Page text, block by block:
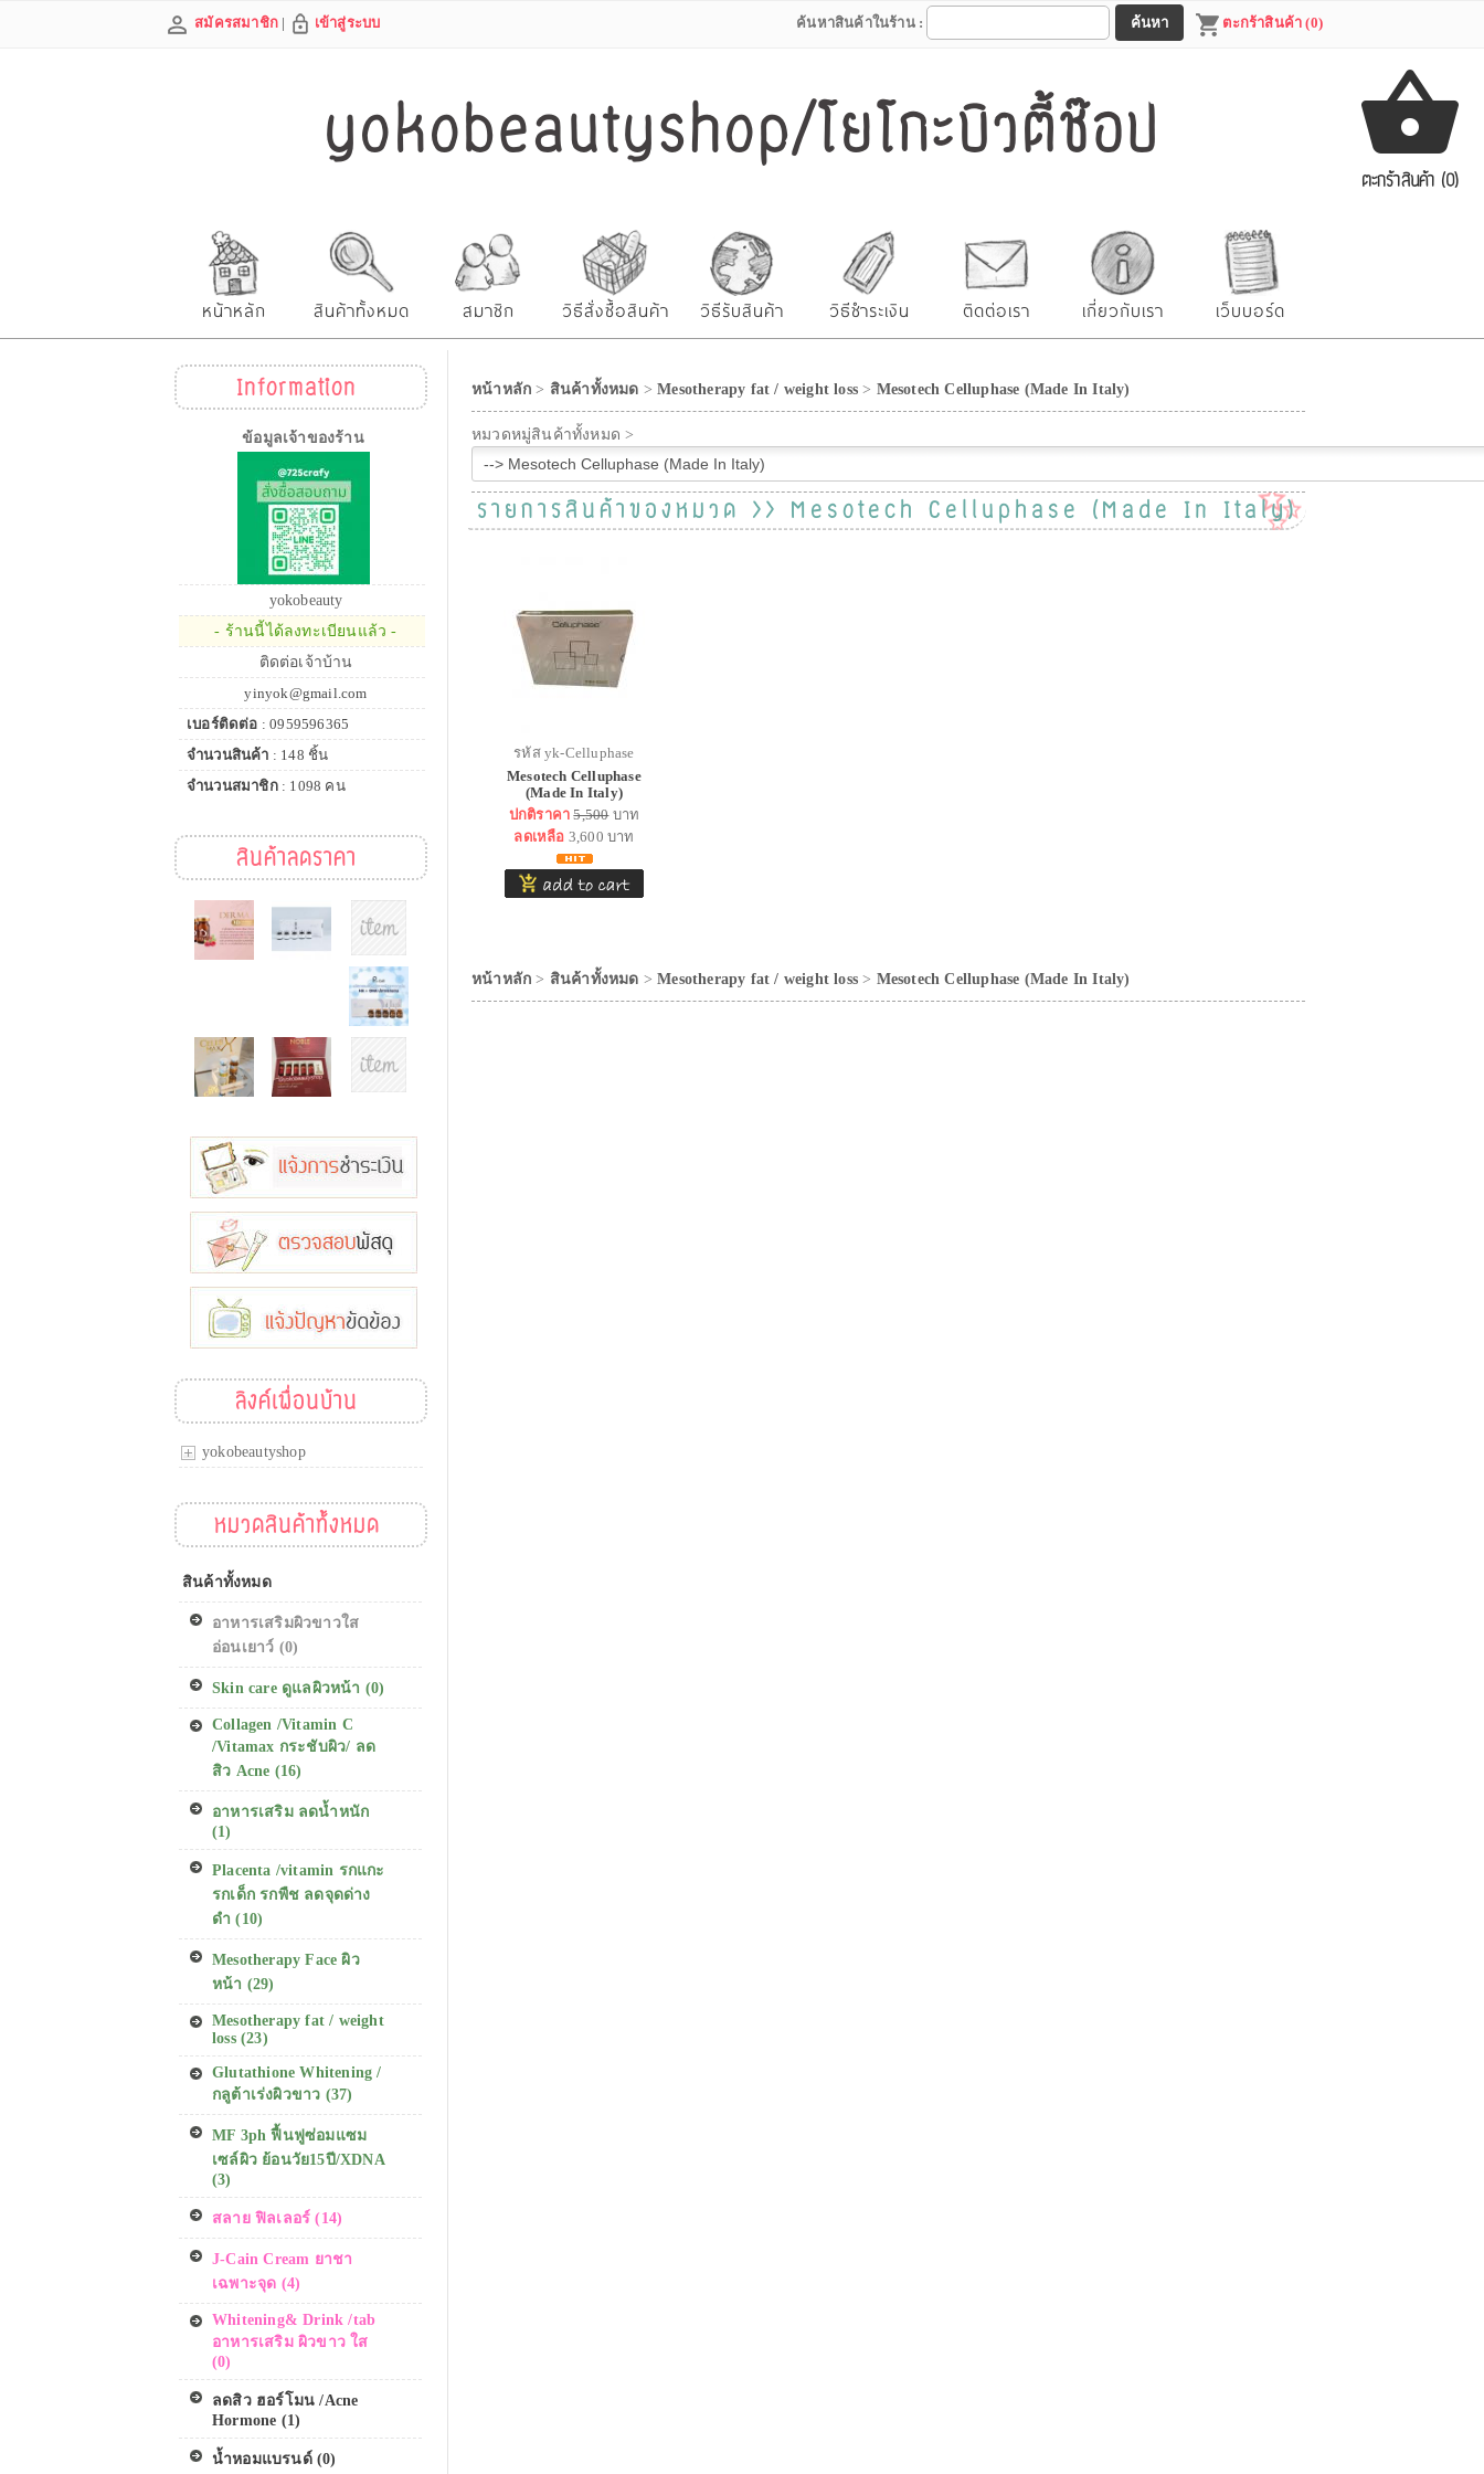
ตะกร้าสินค้า (0)
สมัครสมาชิก | เข้าสู่ระบบ ค้นหาสินค้าในร้าน :
ตะกร้าสินค้า (0)
yokobeautyshop/โยโกะบิวตี้ช๊อป
หน้าหลัก สินค้าทั้งหมด สมาชิก วิธีสั่งซื้อสินค้า วิธีรับสินค้า วิธีชำระเงิน ติดต่อเรา เกี่ยวกับเรา เว็บบอร์ด
Information
ข้อมูลเจ้าของร้าน
yokobeauty
- ร้านนี้ได้ลงทะเบียนแล้ว -
ติดต่อเจ้าบ้าน
yinyok@gmail.com
เบอร์ติดต่อ : 0959596365
จำนวนสินค้า : 148 ชิ้น
จำนวนสมาชิก: 1098 คน
สินค้าลดราคา
ลิงค์เพื่อนบ้าน
yokobeautyshop
หมวดสินค้าทั้งหมด
สินค้าทั้งหมด
อาหารเสริมผิวขาวใส
อ่อนเยาว์ (0)
Skin care ดูแลผิวหน้า (0)
Collagen /Vitamin C
/Vitamax กระชับผิว/ ลด
สิว Acne (16)
อาหารเสริม ลดน้ำหนัก
(1)
Placenta /vitamin รกแกะ
รกเด็ก รกพืช ลดจุดด่าง
ดำ (10)
Mesotherapy Face ผิว
หน้า (29)
Mesotherapy fat / weight
loss (23)
Glutathione Whitening /
กลูต้าเร่งผิวขาว (37)
MF 3ph ฟื้นฟูซ่อมแซม
เซล์ผิว ย้อนวัย15ปี/XDNA
(3)
สลาย ฟิลเลอร์ (14)
J-Cain Cream ยาชา
เฉพาะจุด (4)
Whitening& Drink /tab
อาหารเสริม ผิวขาว ใส
(0)
ลดสิว ฮอร์โมน /Acne
Hormone (1)
น้ำหอมแบรนด์ (0)
หน้าหลัก > สินค้าทั้งหมด >Mesotherapy fat / weight loss > Mesotech Celluphase (Made In Italy)
หมวดหมู่สินค้าทั้งหมด >
รายการสินค้าของหมวด >> Mesotech Celluphase (Made In Italy)
รหัส yk-Celluphase
Mesotech Celluphase
(Made In Italy)
ปกติราคา 5,500บาท
ลดเหลือ 3,600 บาท
หน้าหลัก > สินค้าทั้งหมด >Mesotherapy fat / weight loss > Mesotech Celluphase (Made In Italy)